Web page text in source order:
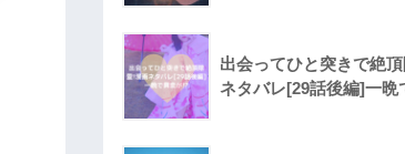
出会ってひと突きで絶
ネタバレ[29話後編]一晩